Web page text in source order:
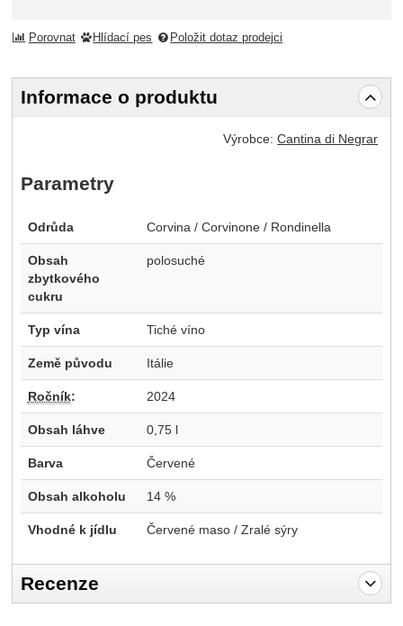
Porovnat Hlídací pes Položit dotaz prodejci
Informace o produktu
Výrobce:Cantina di Negrar
Parametry
Odrůda Corvina / Corvinone / Rondinella
Obsah
zbytkového
cukru
polosuché
Typ vína Tiché víno
Země původu Itálie
Ročník: 2024
Obsah láhve 0,75 l
Barva Červené
Obsah alkoholu 14 %
Vhodné k jídlu Červené maso / Zralé sýry
Recenze